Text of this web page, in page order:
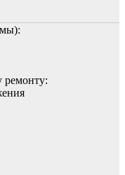
ремонту: